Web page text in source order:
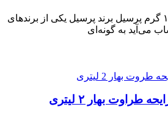
خرید مایع لباسشویی ۱۱۰۰ گرم پرسیل برند پرسیل یکی از برندهای
می‌آید به گونه‌ای
بهار ۲ لیتری